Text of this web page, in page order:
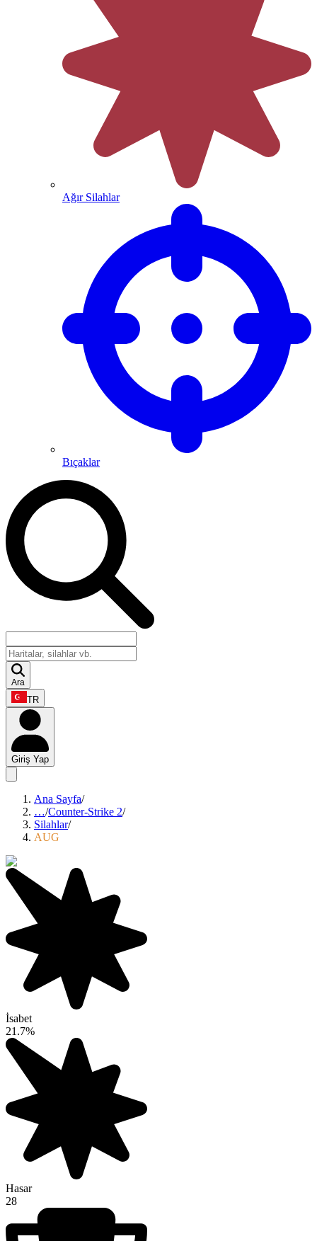
Ağır Silahlar
Bıçaklar
Ara
TR
Giriş Yap
Ana Sayfa/
…/Counter-Strike 2/
Silahlar/
AUG
İsabet
21.7%
Hasar
28